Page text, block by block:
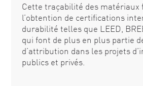
Cette traçabilité des matériaux
l’obtention de certifications
durabilité telles que LEED,
qui font de plus en plus partie
d’attribution dans les projets
publics et privés.